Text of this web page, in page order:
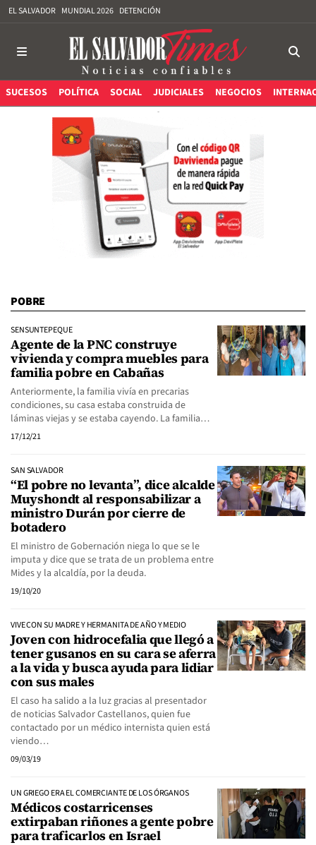
EL SALVADOR MUNDIAL 2026 DETENCIÓN
SUCESOS POLÍTICA SOCIAL JUDICIALES NEGOCIOS
POBRE
SENSUNTEPEQUE
Agente de la PNC construye
vivienda y compra muebles para
familia pobre en Cabañas
Anteriormente, la familia vivía en precarias
condiciones, su casa estaba construida de
láminas viejas y se estaba cayendo. La familia…
17/12/21
SAN SALVADOR
“El pobre no levanta”, dice alcalde
Muyshondt al responsabilizar a
ministro Durán por cierre de
botadero
El ministro de Gobernación niega lo que se le
imputa y dice que se trata de un problema entre
Mides y la alcaldía, por la deuda.
19/10/20
VIVE CON SU MADRE Y HERMANITA DE AÑO Y MEDIO
Joven con hidrocefalia que llegó a
tener gusanos en su cara se aferra
a la vida y busca ayuda para lidiar
con sus males
El caso ha salido a la luz gracias al presentador
de noticias Salvador Castellanos, quien fue
contactado por un médico internista quien está
viendo…
09/03/19
UN GRIEGO ERA EL COMERCIANTE DE LOS ÓRGANOS
Médicos costarricenses
extirpaban riñones a gente pobre
para traficarlos en Israel